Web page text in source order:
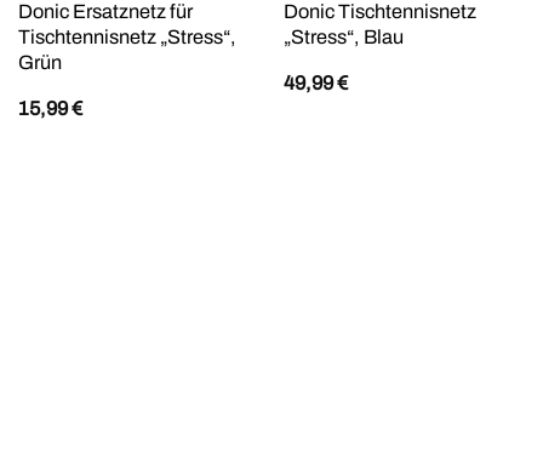
Donic Ersatznetz für
Tischtennisnetz „Stress“,
Grün
15,99€
Donic Tischtennisnetz
„Stress“, Blau
49,99€